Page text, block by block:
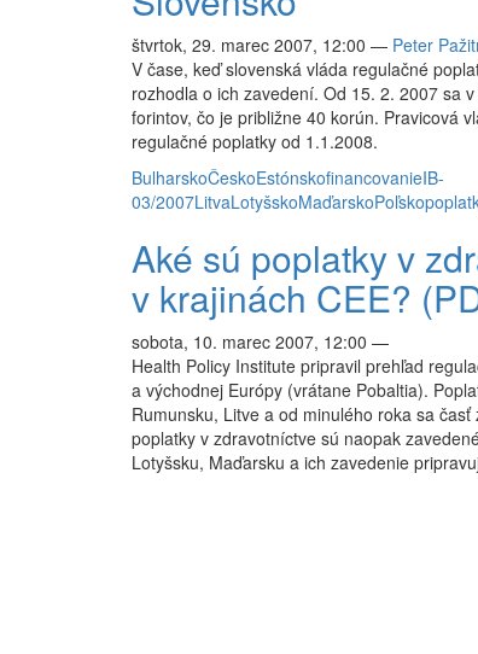
štvrtok, 29. marec 2007, 12:00 — Peter
V čase, keď slovenská vláda regulačné
rozhodla o ich zavedení. Od 15. 2. 2007 sa
forintov, čo je približne 40 korún. Pravicová
regulačné poplatky od 1.1.2008.
BulharskoČeskoEstónskofinancovanieIB-
03/2007LitvaLotyšskoMaďarskoPoľsko
Aké sú poplatky v
v krajinách CEE?
sobota, 10. marec 2007, 12:00 —
Health Policy Institute pripravil prehľad
a východnej Európy (vrátane Pobaltia).
Rumunsku, Litve a od minulého roka sa
poplatky v zdravotníctve sú naopak
Lotyšsku, Maďarsku a ich zavedenie